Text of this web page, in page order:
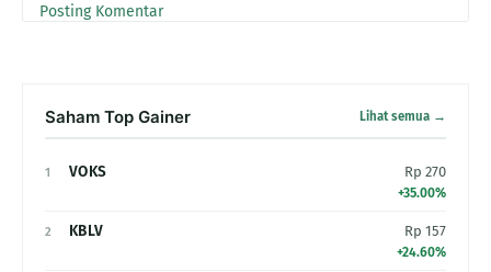
Posting Komentar
Saham Top Gainer Lihat semua →
1 VOKS Rp 270
+35.00%
2 KBLV Rp 157
+24.60%